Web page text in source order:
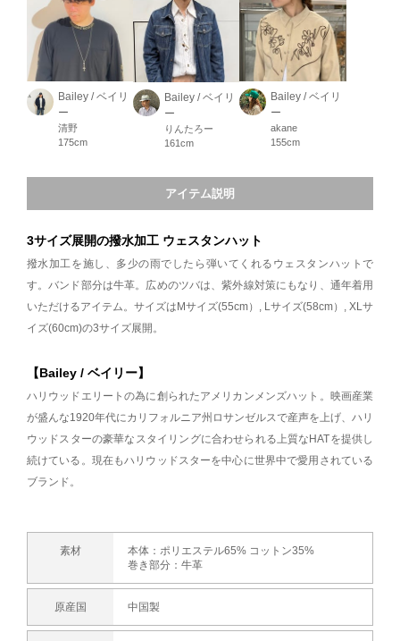
Bailey / ベイリ
ー
清野
175cm
Bailey / ベイリ
ー
りんたろー
161cm
Bailey / ベイリ
ー
akane
155cm
アイテム説明
3サイズ展開の撥水加工 ウェスタンハット
撥水加工を施し、多少の雨でしたら弾いてくれるウェスタンハットで
す。バンド部分は牛革。広めのツバは、紫外線対策にもなり、通年着用
いただけるアイテム。サイズはMサイズ(55cm）, Lサイズ(58cm）, XLサ
イズ(60cm)の3サイズ展開。
【Bailey / ベイリー】
ハリウッドエリートの為に創られたアメリカンメンズハット。映画産業
が盛んな1920年代にカリフォルニア州ロサンゼルスで産声を上げ、ハリ
ウッドスターの豪華なスタイリングに合わせられる上質なHATを提供し
続けている。現在もハリウッドスターを中心に世界中で愛用されている
ブランド。
素材
本体：ポリエステル65% コットン35%
巻き部分：牛革
原産国 中国製